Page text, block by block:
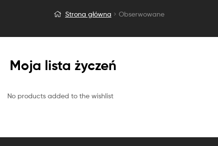
Strona główna Obserwowane
Moja lista życzeń
No products added to the wishlist